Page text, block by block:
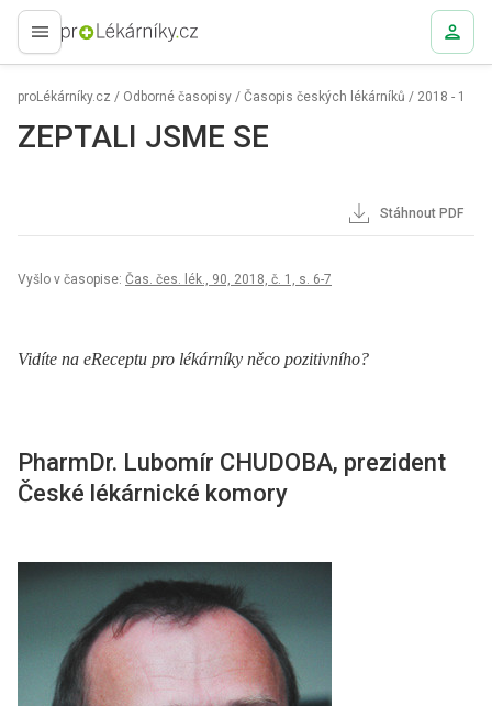
proLékaře.cz
proLékárníky.cz / Odborné časopisy / Časopis českých lékárníků / 2018 - 1
ZEPTALI JSME SE
Stáhnout PDF
Vyšlo v časopise: Čas. čes. lék., 90, 2018, č. 1, s. 6-7
Vidíte na eReceptu pro lékárníky něco pozitivního?
PharmDr. Lubomír CHUDOBA, prezident
České lékárnické komory